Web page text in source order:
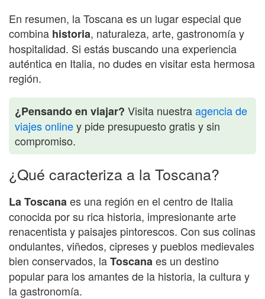
En resumen, la Toscana es un lugar especial que
combina historia, naturaleza, arte, gastronomía y
hospitalidad. Si estás buscando una experiencia
auténtica en Italia, no dudes en visitar esta hermosa
región.
¿Pensando en viajar? Visita nuestraagencia de
viajes onliney pide presupuesto gratis y sin
compromiso.
¿Qué caracteriza a la Toscana?
La Toscanaes una región en el centro de Italia
conocida por su rica historia, impresionante arte
renacentista y paisajes pintorescos. Con sus colinas
ondulantes, viñedos, cipreses y pueblos medievales
bien conservados, laToscanaes un destino
popular para los amantes de la historia, la cultura y
la gastronomía.